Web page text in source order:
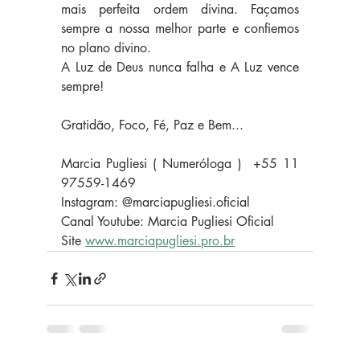
mais perfeita ordem divina. Façamos
sempre a nossa melhor parte e confiemos
no plano divino.
A Luz de Deus nunca falha e A Luz vence
sempre!
Gratidão, Foco, Fé, Paz e Bem...
Marcia Pugliesi ( Numeróloga )  +55 11
97559-1469
Instagram: @marciapugliesi.oficial
Site www.marciapugliesi.pro.br